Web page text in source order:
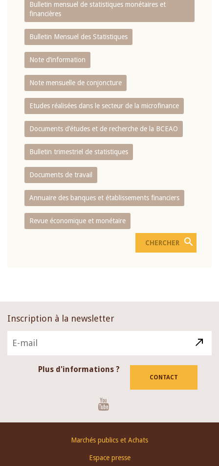
Bulletin mensuel de statistiques monétaires et
financières
Bulletin Mensuel des Statistiques
Note d’information
Note mensuelle de conjoncture
Etudes réalisées dans le secteur de la microfinance
Documents d’études et de recherche de la BCEAO
Bulletin trimestriel de statistiques
Documents de travail
Annuaire des banques et établissements financiers
Revue économique et monétaire
Inscription à la newsletter
Plus d'informations ?
CONTACT
Marchés publics et Achats
Espace presse